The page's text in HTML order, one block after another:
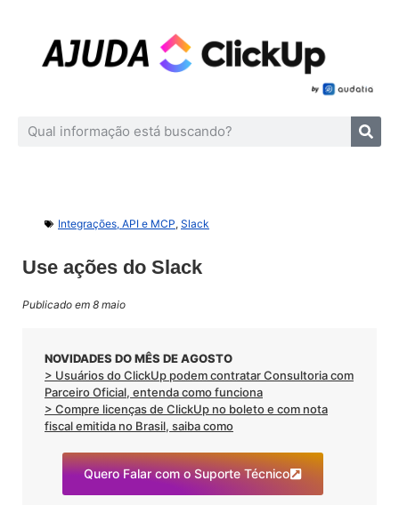
Integrações, API e MCP, Slack
Use ações do Slack
Publicado em 8 maio
NOVIDADES DO MÊS DE AGOSTO
> Usuários do ClickUp podem contratar Consultoria com
Parceiro Oficial, entenda como funciona
> Compre licenças de ClickUp no boleto e com nota
fiscal emitida no Brasil, saiba como
Quero Falar com o Suporte Técnico